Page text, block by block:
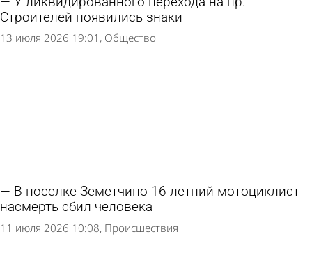
Строителей появились знаки
13 июля 2026 19:01 Общество
В поселке Земетчино 16-летний мотоциклист
насмерть сбил человека
11 июля 2026 10:08 Происшествия